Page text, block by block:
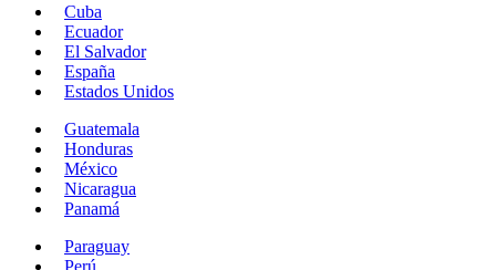
Cuba
Ecuador
El Salvador
España
Estados Unidos
Guatemala
Honduras
México
Nicaragua
Panamá
Paraguay
Perú